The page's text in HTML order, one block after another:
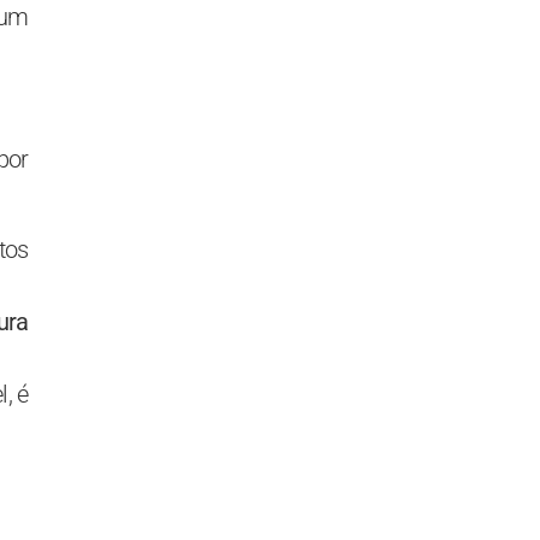
é